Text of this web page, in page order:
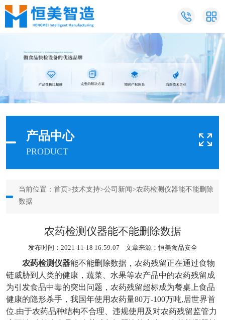
产品中心
PRODUCT
当前位置： 首页 >技术支持>公司新闻>农药检测仪器能不能删除
数据
农药检测仪器能不能删除数据
发布时间：2021-11-18 16:59:07 文章来源：恒美食品安全
农药检测仪器能不能删除数据，农药残留正在通过食物
链威胁到人类的健康，蔬菜、水果等农产品中的农药残留成
为引发食品中毒的突出问题，农药残留超标成为餐桌上食品
健康的隐形杀手，我国年使用农药量80万-100万吨,居世界首
位.由于农药品种结构不合理、违规使用及对农药残留监管力